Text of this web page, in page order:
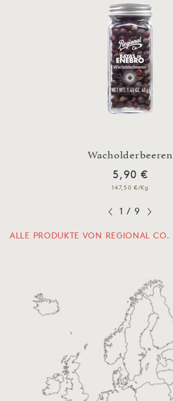
Wacholderbeeren
5,90 €
147,50 €/Kg
1 / 9
ALLE PRODUKTE VON REGIONAL CO.